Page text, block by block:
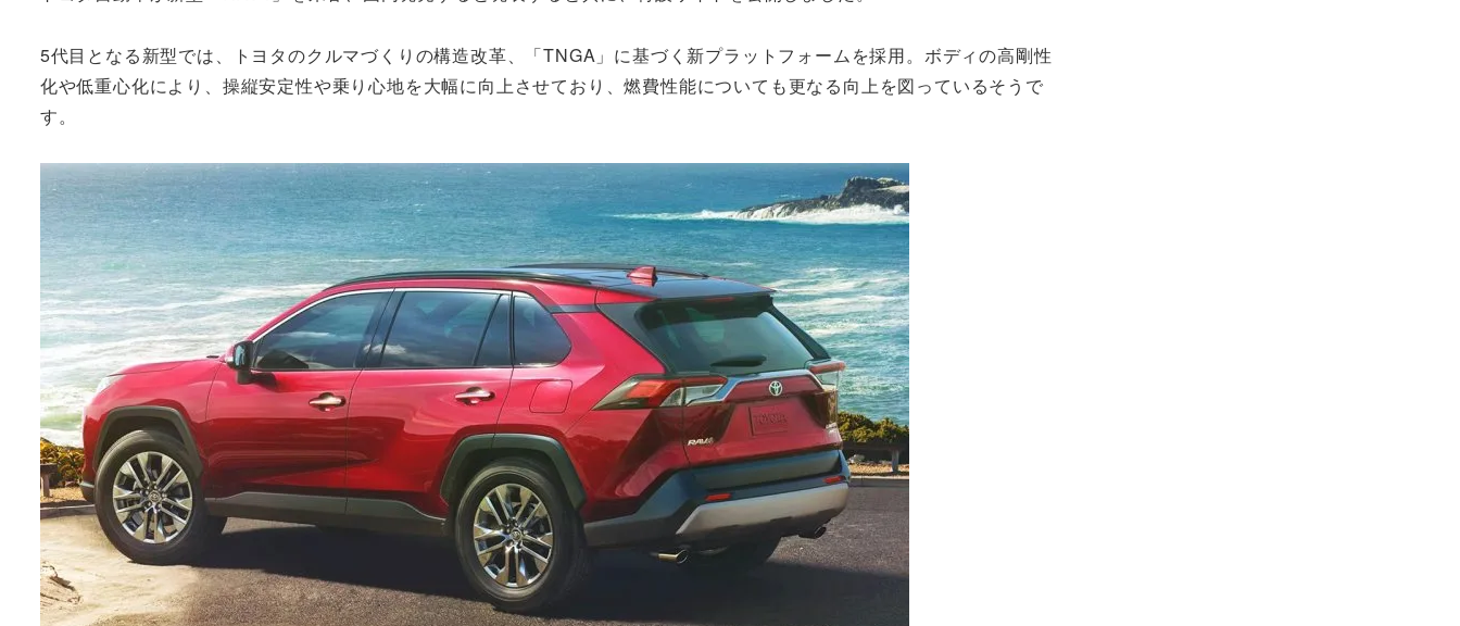
5代目となる新型では、トヨタのクルマづくりの構造改革、「TNGA」に基づく新プラットフォームを採用。ボディの高剛性
化や低重心化により、操縦安定性や乗り心地を大幅に向上させており、燃費性能についても更なる向上を図っているそうで
す。